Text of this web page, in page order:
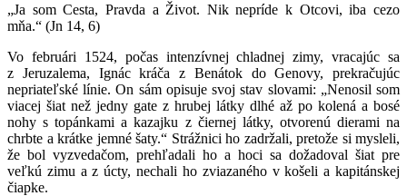
„Ja som Cesta, Pravda a Život. Nik nepríde k Otcovi, iba cezo
mňa.“ (Jn 14, 6)
Vo februári 1524, počas intenzívnej chladnej zimy, vracajúc sa
z Jeruzalema, Ignác kráča z Benátok do Genovy, prekračujúc
nepriateľské línie. On sám opisuje svoj stav slovami: „Nenosil som
viacej šiat než jedny gate z hrubej látky dlhé až po kolená a bosé
nohy s topánkami a kazajku z čiernej látky, otvorenú dierami na
chrbte a krátke jemné šaty.“ Strážnici ho zadržali, pretože si mysleli,
že bol vyzvedačom, prehľadali ho a hoci sa dožadoval šiat pre
veľkú zimu a z úcty, nechali ho zviazaného v košeli a kapitánskej
čiapke.